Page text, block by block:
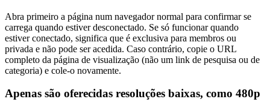
Abra primeiro a página num navegador normal para confirmar se
carrega quando estiver desconectado. Se só funcionar quando
estiver conectado, significa que é exclusiva para membros ou
privada e não pode ser acedida. Caso contrário, copie o URL
completo da página de visualização (não um link de pesquisa ou de
categoria) e cole-o novamente.
Apenas são oferecidas resoluções baixas, como 480p